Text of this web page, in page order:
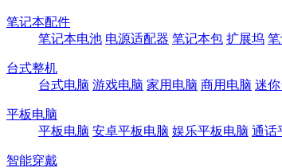
笔记本配件
笔记本电池 电源适配器 笔记本包 扩展坞
台式整机
台式电脑 游戏电脑 家用电脑 商用电脑 迷
平板电脑
平板电脑 安卓平板电脑 娱乐平板电脑 通话
智能穿戴